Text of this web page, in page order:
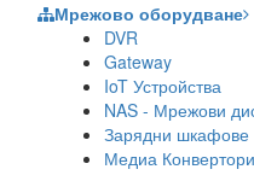
Мрежово оборудване
DVR
Gateway
IoT Устройства
NAS - Мрежови
Зарядни шкафове
Медиа Конвертори